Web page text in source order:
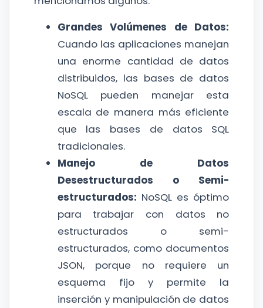
Grandes Volúmenes de Datos:
Cuando las aplicaciones manejan
una enorme cantidad de datos
distribuidos, las bases de datos
NoSQL pueden manejar esta
escala de manera más eficiente
que las bases de datos SQL
tradicionales.
Manejo de Datos
Desestructurados o Semi-
estructurados: NoSQL es óptimo
para trabajar con datos no
estructurados o semi-
estructurados, como documentos
JSON, porque no requiere un
esquema fijo y permite la
inserción y manipulación de datos